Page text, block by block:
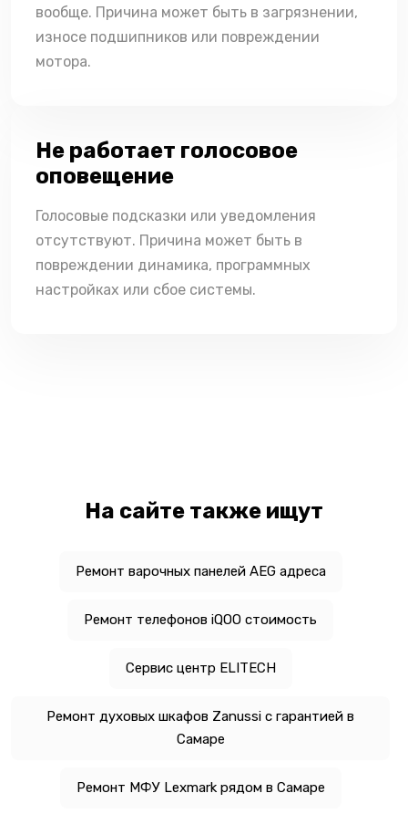
вообще. Причина может быть в загрязнении,
износе подшипников или повреждении
мотора.
Не работает голосовое
оповещение
Голосовые подсказки или уведомления
отсутствуют. Причина может быть в
повреждении динамика, программных
настройках или сбое системы.
На сайте также ищут
Ремонт варочных панелей AEG адреса
Ремонт телефонов iQOO стоимость
Сервис центр ELITECH
Ремонт духовых шкафов Zanussi с гарантией в
Самаре
Ремонт МФУ Lexmark рядом в Самаре